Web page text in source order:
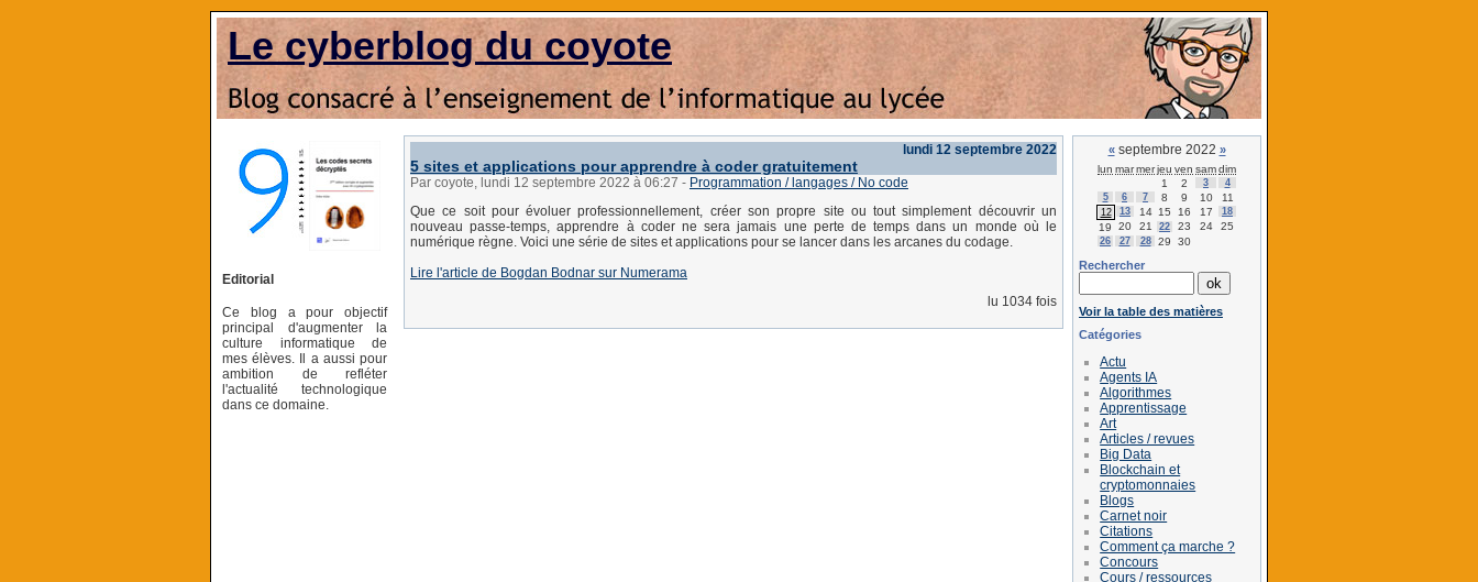
Le cyberblog du coyote
Editorial
Ce blog a pour objectif
principal d'augmenter la
culture informatique de
mes élèves. Il a aussi pour
ambition de refléter
l'actualité technologique
dans ce domaine.
lundi 12 septembre 2022
5 sites et applications pour apprendre à coder gratuitement
Par coyote, lundi 12 septembre 2022 à 06:27 - Programmation / langages / No code
Que ce soit pour évoluer professionnellement, créer son propre site ou tout simplement découvrir un
nouveau passe-temps, apprendre à coder ne sera jamais une perte de temps dans un monde où le
numérique règne. Voici une série de sites et applications pour se lancer dans les arcanes du codage.
Lire l'article de Bogdan Bodnar sur Numerama
lu 1034 fois
«septembre 2022 »
lun marmerjeu ven samdim
1
2 3
4
5
6 7 8 9 10 11
12 13 14 15 16 17 18
19 20 21 22 23 24 25
26 27 28 29 30
Rechercher
Voir la table des matières
Catégories
Actu
Agents IA
Algorithmes
Apprentissage
Art
Articles / revues
Big Data
Blockchain et
cryptomonnaies
Blogs
Carnet noir
Citations
Comment ça marche ?
Concours
Cours / ressources